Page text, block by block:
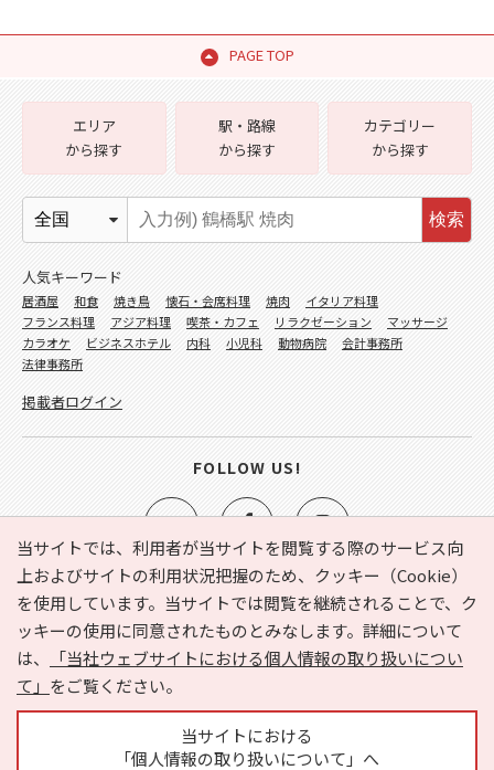
PAGE TOP
当サイトでは、利用者が当サイトを閲覧する際のサービス向
上およびサイトの利用状況把握のため、クッキー（Cookie）
を使用しています。当サイトでは閲覧を継続されることで、ク
ッキーの使用に同意されたものとみなします。詳細について
は、
「当社ウェブサイトにおける個人情報の取り扱いについ
て」 をご覧ください。
当サイトにおける
「個人情報の取り扱いについて」へ
e-NAVITA（イーナビタ）とは？ お気に入り
ヘルプ
利用規約
個人情報の取り扱いについて
運営会社
サイトマップ
広告掲載に関するお問い合わせ
エリア
から探す
駅・路線
から探す
カテゴリー
から探す
検索
人気キーワード
居酒屋 和食 焼き鳥 懐石・会席料理 焼肉
イタリア料理
フランス料理
アジア料理 喫茶・カフェ リラクゼーション
マッサージ
カラオケ
ビジネスホテル 内科 小児科 動物病院
会計事務所
法律事務所
掲載者ログイン
FOLLOW US!